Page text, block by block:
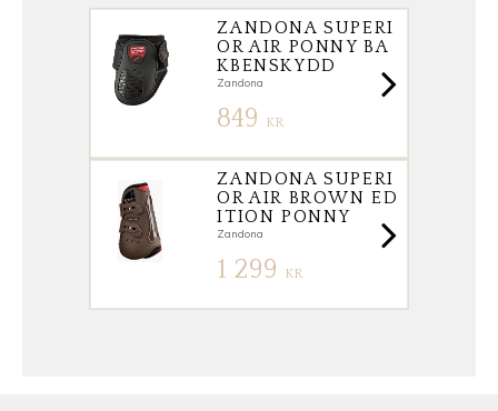
ZANDONA SUPERI
OR AIR PONNY BA
KBENSKYDD
Zandona
849 KR
ZANDONA SUPERI
OR AIR BROWN ED
ITION PONNY
Zandona
1 299 KR